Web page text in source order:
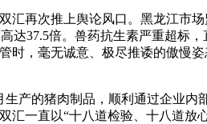
汇再次推上舆论风口。黑龙江市
达37.5倍。兽药抗生素严重超
，毫无诚意、极尽推诿的傲慢
产的猪肉制品，顺利通过企业
一直以“十八道检验、十八道